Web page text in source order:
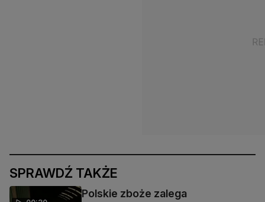
SPRAWDŹ TAKŻE
Polskie zboże zalega